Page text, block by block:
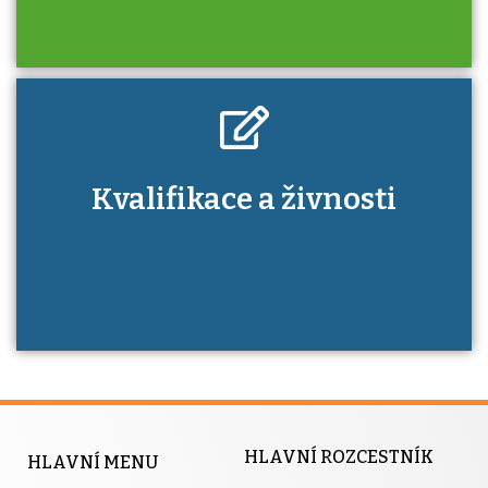
Kdo je to autorizovaná osoba a jaké výhody
má získání autorizace?
Kvalifikace a živnosti
HLAVNÍ MENU HLAVNÍ ROZCESTNÍK